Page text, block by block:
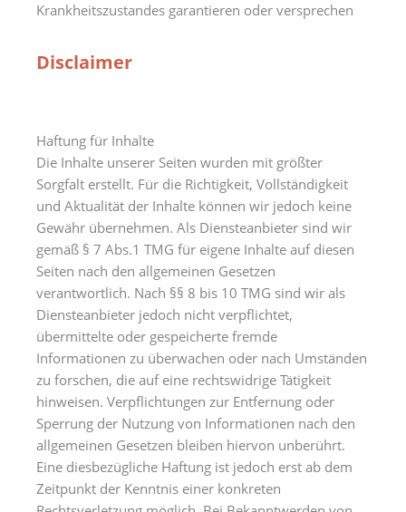
Krankheitszustandes garantieren oder versprechen
Disclaimer
Haftung für Inhalte
Die Inhalte unserer Seiten wurden mit größter
Sorgfalt erstellt. Für die Richtigkeit, Vollständigkeit
und Aktualität der Inhalte können wir jedoch keine
Gewähr übernehmen. Als Diensteanbieter sind wir
gemäß § 7 Abs.1 TMG für eigene Inhalte auf diesen
Seiten nach den allgemeinen Gesetzen
verantwortlich. Nach §§ 8 bis 10 TMG sind wir als
Diensteanbieter jedoch nicht verpflichtet,
übermittelte oder gespeicherte fremde
Informationen zu überwachen oder nach Umständen
zu forschen, die auf eine rechtswidrige Tätigkeit
hinweisen. Verpflichtungen zur Entfernung oder
Sperrung der Nutzung von Informationen nach den
allgemeinen Gesetzen bleiben hiervon unberührt.
Eine diesbezügliche Haftung ist jedoch erst ab dem
Zeitpunkt der Kenntnis einer konkreten